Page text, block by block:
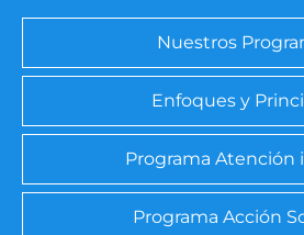
Nuestros
Enfoques y
Programa Atención
Programa Acción